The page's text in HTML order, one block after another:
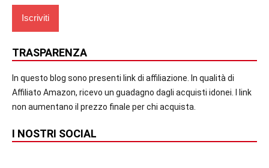
TRASPARENZA
In questo blog sono presenti link di affiliazione. In qualità di
Affiliato Amazon, ricevo un guadagno dagli acquisti idonei. I link
non aumentano il prezzo finale per chi acquista.
I NOSTRI SOCIAL